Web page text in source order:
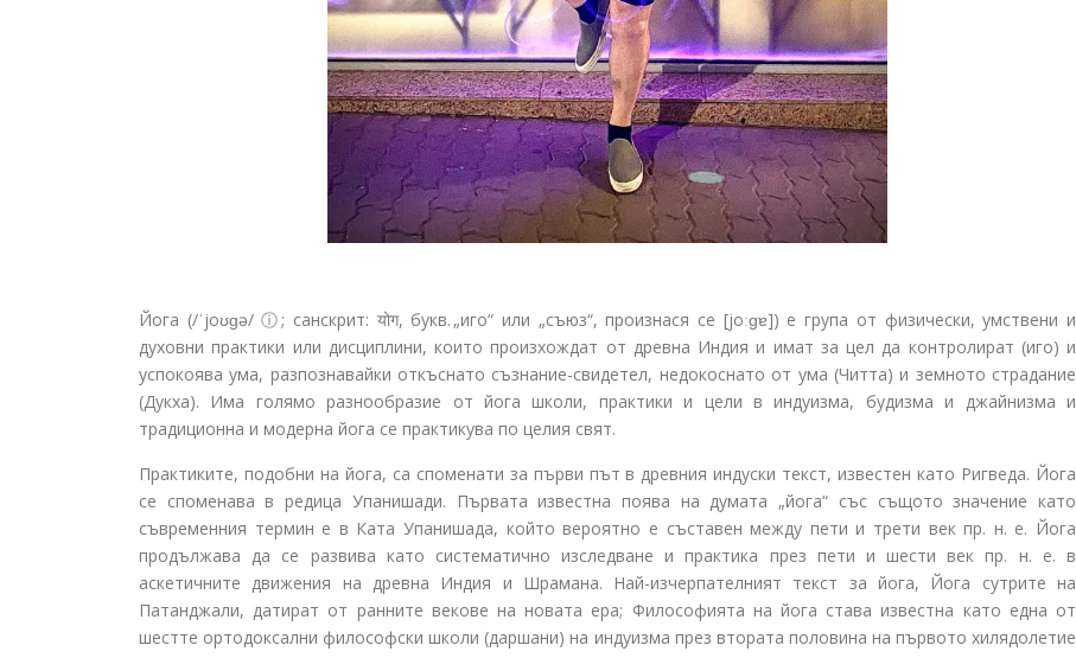
Йога (/ˈjoʊɡə/ ⓘ; санскрит: योग, букв. „иго“ или „съюз“, произнася се [joːɡɐ]) е група от физически, умствени и
духовни практики или дисциплини, които произхождат от древна Индия и имат за цел да контролират (иго) и
успокоява ума, разпознавайки откъснато съзнание-свидетел, недокоснато от ума (Читта) и земното страдание
(Дукха). Има голямо разнообразие от йога школи, практики и цели в индуизма, будизма и джайнизма и
традиционна и модерна йога се практикува по целия свят.
Практиките, подобни на йога, са споменати за първи път в древния индуски текст, известен като Ригведа. Йога
се споменава в редица Упанишади. Първата известна поява на думата „йога“ със същото значение като
съвременния термин е в Ката Упанишада, който вероятно е съставен между пети и трети век пр. н. е. Йога
продължава да се развива като систематично изследване и практика през пети и шести век пр. н. е. в
аскетичните движения на древна Индия и Шрамана. Най-изчерпателният текст за йога, Йога сутрите на
Патанджали, датират от ранните векове на новата ера; Философията на йога става известна като една от
шестте ортодоксални философски школи (даршани) на индуизма през втората половина на първото хилядолетие